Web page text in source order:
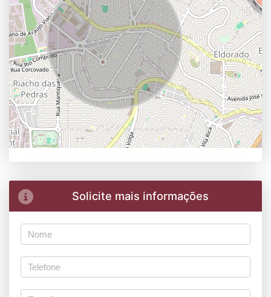
Solicite mais informações